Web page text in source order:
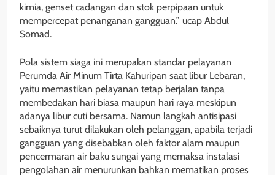
kimia, genset cadangan dan stok perpipaan untuk
mempercepat penanganan gangguan.” ucap Abdul
Somad.
Pola sistem siaga ini merupakan standar pelayanan
Perumda Air Minum Tirta Kahuripan saat libur Lebaran,
yaitu memastikan pelayanan tetap berjalan tanpa
membedakan hari biasa maupun hari raya meskipun
adanya libur cuti bersama. Namun langkah antisipasi
sebaiknya turut dilakukan oleh pelanggan, apabila terjadi
gangguan yang disebabkan oleh faktor alam maupun
pencermaran air baku sungai yang memaksa instalasi
pengolahan air menurunkan bahkan mematikan proses